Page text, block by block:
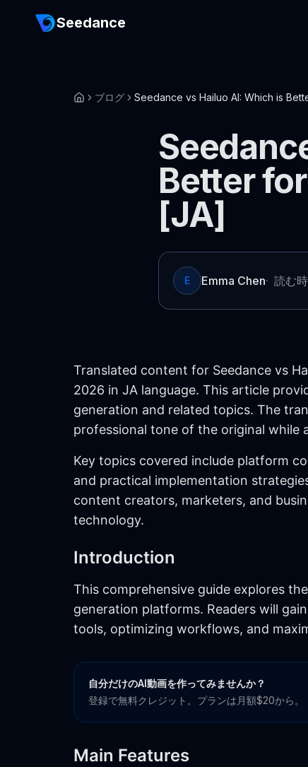
Seedance
ブログ Seedance vs Hailuo AI: Which is
Better
[JA]
E Emma Chen· 読む
Translated content for Seedance vs
2026 in JA language. This article
generation and related topics. The
professional tone of the original while
Key topics covered include platform
and practical implementation
content creators, marketers, and
technology.
Introduction
This comprehensive guide explores
generation platforms. Readers will
tools, optimizing workflows, and
自分だけのAI動画を作ってみませんか？
登録で無料クレジット。プランは月額$20から。
Main Features